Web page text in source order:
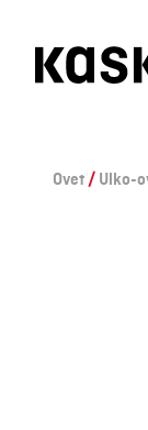
Ovet / Ulko-